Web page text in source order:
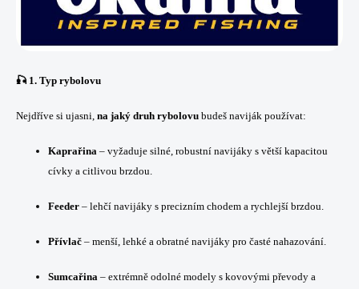
🎣 1. Typ rybolovu
Nejdříve si ujasni, na jaký druh rybolovu budeš naviják používat:
Kaprařina – vyžaduje silné, robustní navijáky s větší kapacitou
cívky a citlivou brzdou.
Feeder – lehčí navijáky s precizním chodem a rychlejší brzdou.
Přívlač – menší, lehké a obratné navijáky pro časté nahazování.
Sumcařina – extrémně odolné modely s kovovými převody a